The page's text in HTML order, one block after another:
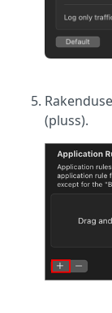
(pluss).